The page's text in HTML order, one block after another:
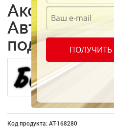
Аксессуары
подруга 002"
Код продукта: AT-168280
ПОЛУЧИТЬ